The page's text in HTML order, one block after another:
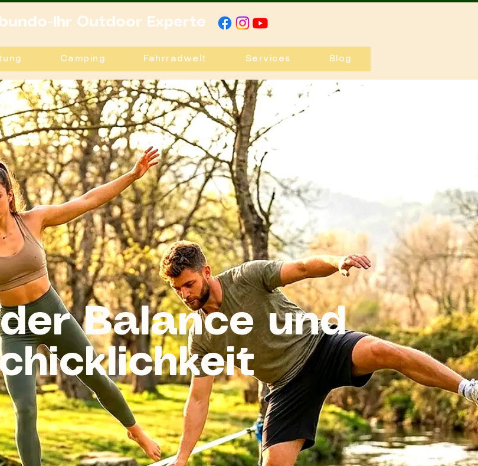
Ihr Outdoor Experte
Camping Fahrradwelt Services Blog
Balance und